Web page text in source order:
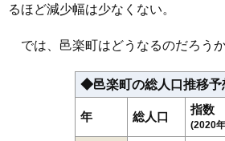
るほど減少幅は少なくない。
では、邑楽町はどうなるのだろうか
◆邑楽町の総人口推移予
年 総人口
指数
(2020